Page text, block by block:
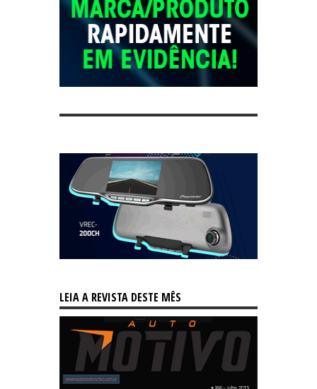
LEIA A REVISTA DESTE MÊS